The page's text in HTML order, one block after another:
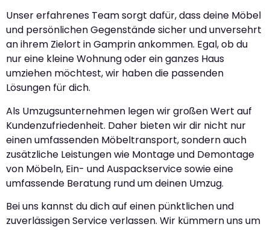
Unser erfahrenes Team sorgt dafür, dass deine Möbel
und persönlichen Gegenstände sicher und unversehrt
an ihrem Zielort in Gamprin ankommen. Egal, ob du
nur eine kleine Wohnung oder ein ganzes Haus
umziehen möchtest, wir haben die passenden
Lösungen für dich.
Als Umzugsunternehmen legen wir großen Wert auf
Kundenzufriedenheit. Daher bieten wir dir nicht nur
einen umfassenden Möbeltransport, sondern auch
zusätzliche Leistungen wie Montage und Demontage
von Möbeln, Ein- und Auspackservice sowie eine
umfassende Beratung rund um deinen Umzug.
Bei uns kannst du dich auf einen pünktlichen und
zuverlässigen Service verlassen. Wir kümmern uns um